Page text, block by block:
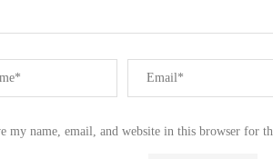
my name, email, and website in this browser for